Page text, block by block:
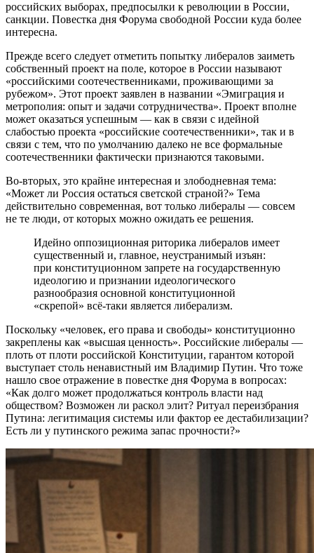
российских выборах, предпосылки к революции в России,
санкции. Повестка дня Форума свободной России куда более
интересна.
Прежде всего следует отметить попытку либералов заиметь
собственный проект на поле, которое в России называют
«российскими соотечественниками, проживающими за
рубежом». Этот проект заявлен в названии «Эмиграция и
метрополия: опыт и задачи сотрудничества». Проект вполне
может оказаться успешным — как в связи с идейной
слабостью проекта «российские соотечественники», так и в
связи с тем, что по умолчанию далеко не все формальные
соотечественники фактически признаются таковыми.
Во-вторых, это крайне интересная и злободневная тема:
«Может ли Россия остаться светской страной?» Тема
действительно современная, вот только либералы — совсем
не те люди, от которых можно ожидать ее решения.
Идейно оппозиционная риторика либералов имеет
существенный и, главное, неустранимый изъян:
при конституционном запрете на государственную
идеологию и признании идеологического
разнообразия основной конституционной
«скрепой» всё-таки является либерализм.
Поскольку «человек, его права и свободы» конституционно
закреплены как «высшая ценность». Российские либералы —
плоть от плоти российской Конституции, гарантом которой
выступает столь ненавистный им Владимир Путин. Что тоже
нашло свое отражение в повестке дня Форума в вопросах:
«Как долго может продолжаться контроль власти над
обществом? Возможен ли раскол элит? Ритуал переизбрания
Путина: легитимация системы или фактор ее дестабилизации?
Есть ли у путинского режима запас прочности?»